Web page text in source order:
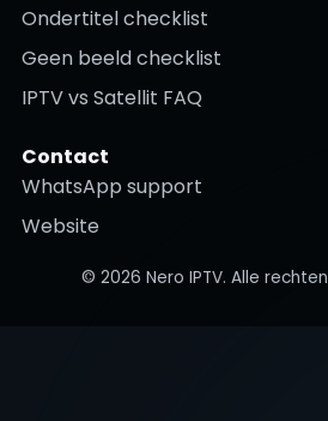
Ondertitel checklist
Geen beeld checklist
IPTV vs Satellit FAQ
Contact
WhatsApp support
Website
© 2026 Nero IPTV. Alle